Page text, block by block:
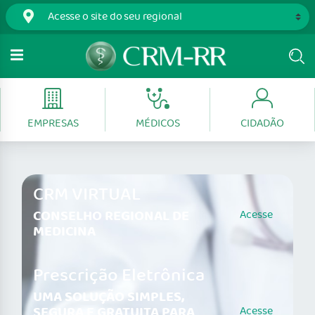
EMPRESAS MÉDICOS CIDADÃO
CRM VIRTUAL
CONSELHO REGIONAL DE
MEDICINA
Acesse
Prescrição Eletrônica
UMA SOLUÇÃO SIMPLES,
Acesse